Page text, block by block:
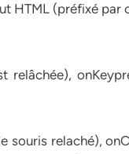
HTML (préfixé par
relâchée),
souris relaché),